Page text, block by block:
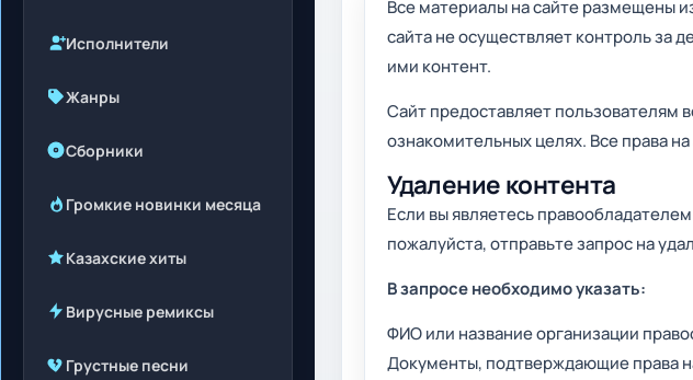
Исполнители
Жанры
Сборники
Громкие новинки месяца
Казахские хиты
Вирусные ремиксы
Грустные песни
Все материалы на сайте размещены
сайта не осуществляет контроль за
ими контент.
Сайт предоставляет пользователям
ознакомительных целях. Все права
Удаление контента
Если вы являетесь
пожалуйста, отправьте запрос на
В запросе необходимо указать:
ФИО или название организации
Документы, подтверждающие права